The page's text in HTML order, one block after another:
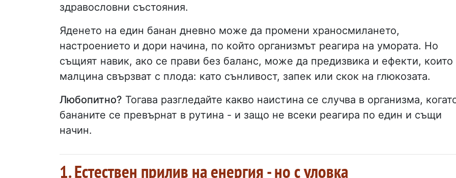
здравословни състояния.
Яденето на един банан дневно може да промени храносмилането,
настроението и дори начина, по който организмът реагира на умората. Но
същият навик, ако се прави без баланс, може да предизвика и ефекти, които
малцина свързват с плода: като сънливост, запек или скок на глюкозата.
Любопитно? Тогава разгледайте какво наистина се случва в организма,
бананите се превърнат в рутина - и защо не всеки реагира по един и същи
начин.
1. Естествен прилив на енергия - но с уловка